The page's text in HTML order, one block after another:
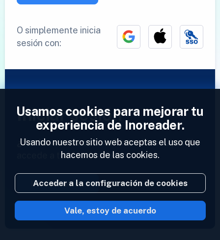
O simplemente inicia
sesión con:
Iniciar sesión
¿Ya tienes una cuenta?Introduce tu perfil y
accede a tus feeds ahora.
Iniciar sesión
2023 © Inoreader
Usamos cookies para mejorar tu
experiencia de Inoreader.
Usando nuestro sitio web aceptas el uso que
hacemos de las cookies.
Acceder a la configuración de cookies
Vale, estoy de acuerdo